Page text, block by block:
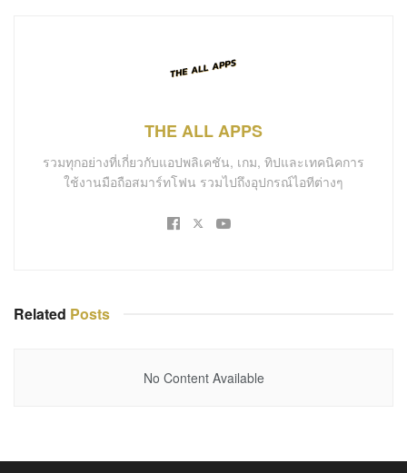
THE ALL APPS
รวมทุกอย่างที่เกี่ยวกับแอปพลิเคชัน, เกม, ทิปและเทคนิคการ
ใช้งานมือถือสมาร์ทโฟน รวมไปถึงอุปกรณ์ไอทีต่างๆ
Related Posts
No Content Available